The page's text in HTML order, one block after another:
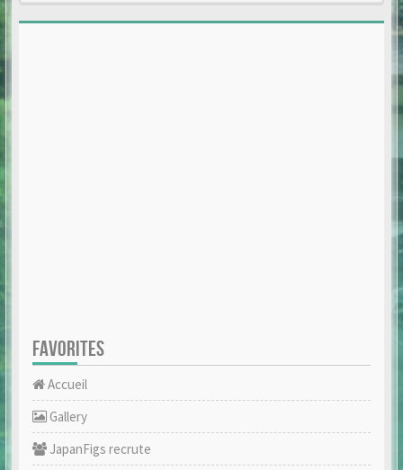
FAVORITES
Accueil
Gallery
JapanFigs recrute